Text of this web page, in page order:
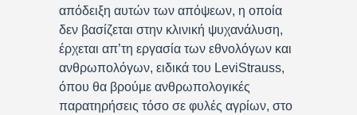
απόδειξη αυτών των απόψεων, η οποία
δεν βασίζεται στην κλινική ψυχανάλυση,
έρχεται απ’τη εργασία των εθνολόγων και
ανθρωπολόγων, ειδικά του LeviStrauss,
όπου θα βρούμε ανθρωπολογικές
παρατηρήσεις τόσο σε φυλές αγρίων, στο